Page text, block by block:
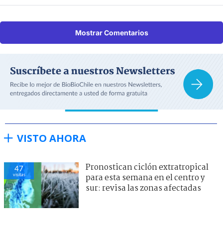
Mostrar Comentarios
VISTO AHORA
47
visitas
Pronostican ciclón extratropical
para esta semana en el centro y
sur: revisa las zonas afectadas